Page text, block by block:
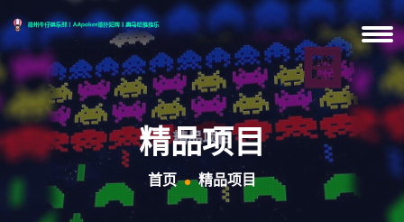
精品项目
首页 精品项目